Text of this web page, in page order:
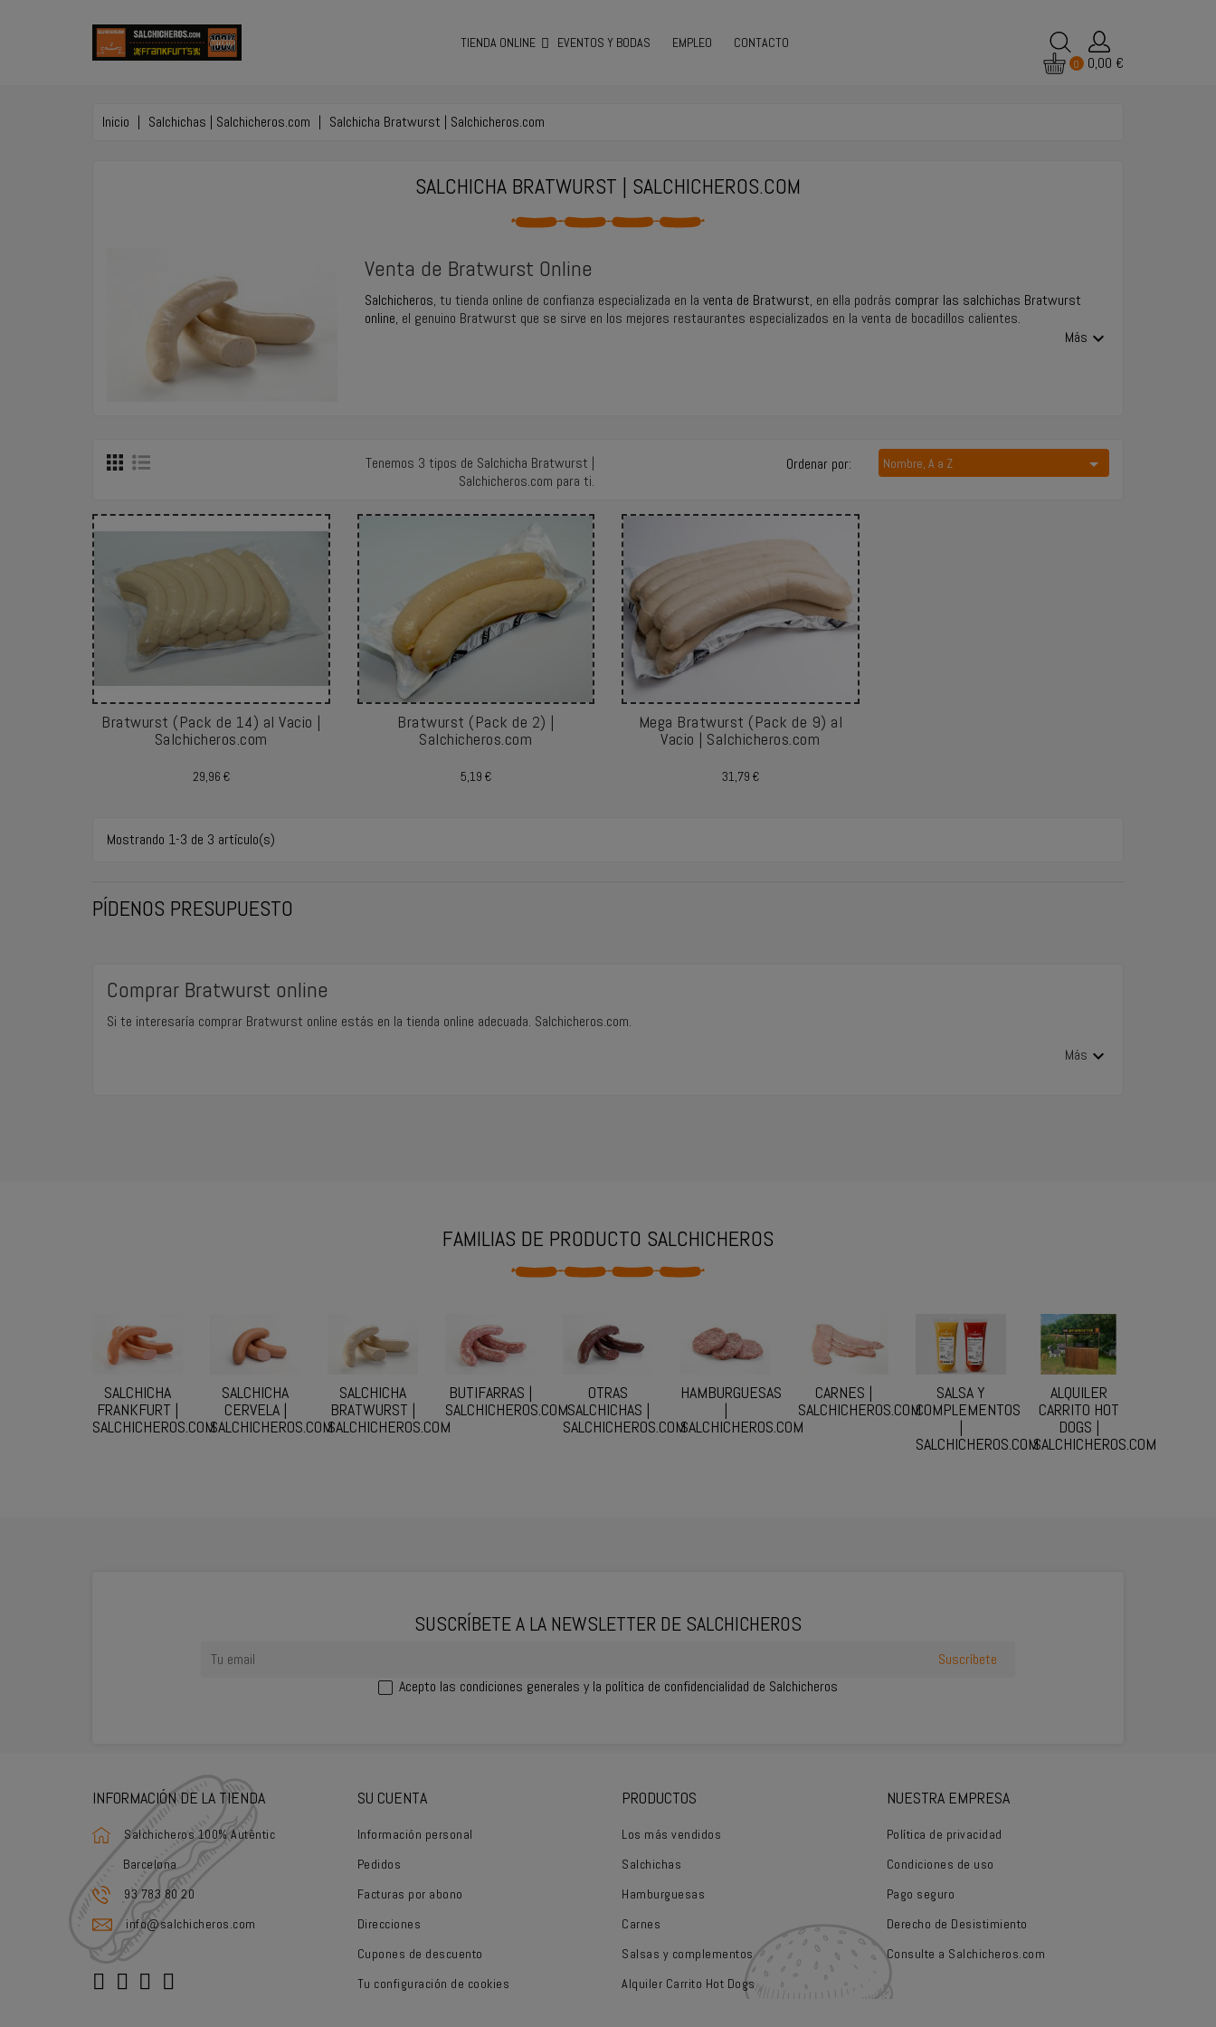
TIENDA ONLINE EVENTOS Y BODAS EMPLEO CONTACTO
0 0,00 €
Inicio Salchichas | Salchicheros.com Salchicha Bratwurst | Salchicheros.com
SALCHICHA BRATWURST | SALCHICHEROS.COM
Venta de Bratwurst Online
Salchicheros, tu tienda online de confianza especializada en la venta de Bratwurst, en ella podrás comprar las salchichas Bratwurst
online, el genuino Bratwurst que se sirve en los mejores restaurantes especializados en la venta de bocadillos calientes.
Más expand_more
Tenemos 3 tipos de Salchicha Bratwurst |
Salchicheros.com para ti.
Ordenar por: Nombre, A a Z 
Bratwurst (Pack de 14) al Vacio |
Salchicheros.com
29,96 €Precio
Bratwurst (Pack de 2) |
Salchicheros.com
5,19 €Precio
Mega Bratwurst (Pack de 9) al
Vacio | Salchicheros.com
31,79 €Precio
Mostrando 1-3 de 3 artículo(s)
PÍDENOS PRESUPUESTO
Comprar Bratwurst online
Si te interesaría comprar Bratwurst online estás en la tienda online adecuada. Salchicheros.com.
Más expand_more
FAMILIAS DE PRODUCTO SALCHICHEROS
SALCHICHA
FRANKFURT |
SALCHICHEROS.COM
SALCHICHA
CERVELA |
SALCHICHEROS.COM
SALCHICHA
BRATWURST |
SALCHICHEROS.COM
BUTIFARRAS |
SALCHICHEROS.COM
OTRAS
SALCHICHAS |
SALCHICHEROS.COM
HAMBURGUESAS
|
SALCHICHEROS.COM
CARNES |
SALCHICHEROS.COM
SALSA Y
COMPLEMENTOS
|
SALCHICHEROS.COM
ALQUILER
CARRITO HOT
DOGS |
SALCHICHEROS.COM
SUSCRÍBETE A LA NEWSLETTER DE SALCHICHEROS
Acepto las condiciones generales y la política de confidencialidad de Salchicheros
INFORMACIÓN DE LA TIENDA
Salchicheros 100% Autèntic
Barcelona
93 783 80 20
info@salchicheros.com
SU CUENTA
Información personal
Pedidos
Facturas por abono
Direcciones
Cupones de descuento
Tu configuración de cookies
PRODUCTOS
Los más vendidos
Salchichas
Hamburguesas
Carnes
Salsas y complementos
Alquiler Carrito Hot Dogs
NUESTRA EMPRESA
Política de privacidad
Condiciones de uso
Pago seguro
Derecho de Desistimiento
Consulte a Salchicheros.com